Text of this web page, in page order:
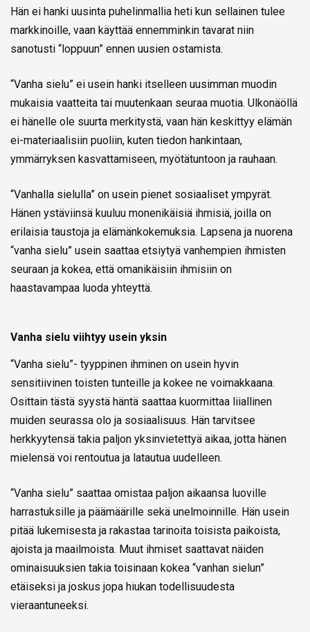
Hän ei hanki uusinta puhelinmallia heti kun sellainen tulee
markkinoille, vaan käyttää ennemminkin tavarat niin
sanotusti “loppuun” ennen uusien ostamista.
“Vanha sielu” ei usein hanki itselleen uusimman muodin
mukaisia vaatteita tai muutenkaan seuraa muotia. Ulkonäöllä
ei hänelle ole suurta merkitystä, vaan hän keskittyy elämän
ei-materiaalisiin puoliin, kuten tiedon hankintaan,
ymmärryksen kasvattamiseen, myötätuntoon ja rauhaan.
“Vanhalla sielulla” on usein pienet sosiaaliset ympyrät.
Hänen ystäviinsä kuuluu monenikäisiä ihmisiä, joilla on
erilaisia taustoja ja elämänkokemuksia. Lapsena ja nuorena
“vanha sielu” usein saattaa etsiytyä vanhempien ihmisten
seuraan ja kokea, että omanikäisiin ihmisiin on
haastavampaa luoda yhteyttä.
Vanha sielu viihtyy usein yksin
“Vanha sielu”- tyyppinen ihminen on usein hyvin
sensitiivinen toisten tunteille ja kokee ne voimakkaana.
Osittain tästä syystä häntä saattaa kuormittaa liiallinen
muiden seurassa olo ja sosiaalisuus. Hän tarvitsee
herkkyytensä takia paljon yksinvietettyä aikaa, jotta hänen
mielensä voi rentoutua ja latautua uudelleen.
“Vanha sielu” saattaa omistaa paljon aikaansa luoville
harrastuksille ja päämäärille sekä unelmoinnille. Hän usein
pitää lukemisesta ja rakastaa tarinoita toisista paikoista,
ajoista ja maailmoista. Muut ihmiset saattavat näiden
ominaisuuksien takia toisinaan kokea “vanhan sielun”
etäiseksi ja joskus jopa hiukan todellisuudesta
vieraantuneeksi.